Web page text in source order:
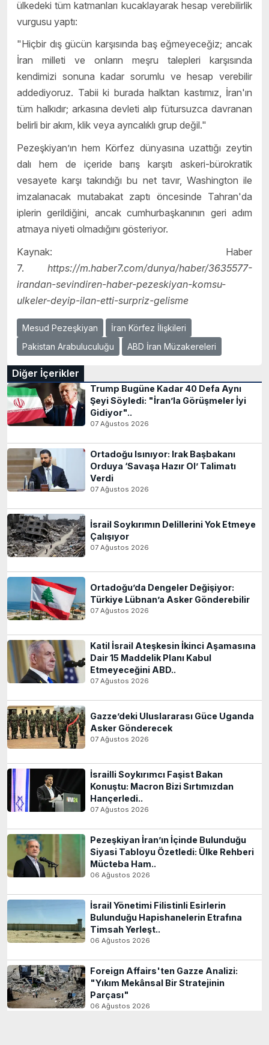
ülkedeki tüm katmanları kucaklayarak hesap verebilirlik
vurgusu yaptı:
"Hiçbir dış gücün karşısında baş eğmeyeceğiz; ancak
İran milleti ve onların meşru talepleri karşısında
kendimizi sonuna kadar sorumlu ve hesap verebilir
addediyoruz. Tabii ki burada halktan kastımız, İran'ın
tüm halkıdır; arkasına devleti alıp fütursuzca davranan
belirli bir akım, klik veya ayrıcalıklı grup değil."
Pezeşkiyan’ın hem Körfez dünyasına uzattığı zeytin
dalı hem de içeride barış karşıtı askeri-bürokratik
vesayete karşı takındığı bu net tavır, Washington ile
imzalanacak mutabakat zaptı öncesinde Tahran'da
iplerin gerildiğini, ancak cumhurbaşkanının geri adım
atmaya niyeti olmadığını gösteriyor.
Kaynak: Haber
7. https://m.haber7.com/dunya/haber/3635577-
irandan-sevindiren-haber-pezeskiyan-komsu-
ulkeler-deyip-ilan-etti-surpriz-gelisme
Mesud Pezeşkiyan
İran Körfez İlişkileri
Pakistan Arabuluculuğu
ABD İran Müzakereleri
Diğer İçerikler
Trump Bugüne Kadar 40 Defa Aynı
Şeyi Söyledi: "İran’la Görüşmeler İyi
Gidiyor"..
07 Ağustos 2026
Ortadoğu Isınıyor: Irak Başbakanı
Orduya ‘Savaşa Hazır Ol’ Talimatı
Verdi
07 Ağustos 2026
İsrail Soykırımın Delillerini Yok Etmeye
Çalışıyor
07 Ağustos 2026
Ortadoğu’da Dengeler Değişiyor:
Türkiye Lübnan’a Asker Gönderebilir
07 Ağustos 2026
Katil İsrail Ateşkesin İkinci Aşamasına
Dair 15 Maddelik Planı Kabul
Etmeyeceğini ABD..
07 Ağustos 2026
Gazze’deki Uluslararası Güce Uganda
Asker Gönderecek
07 Ağustos 2026
İsrailli Soykırımcı Faşist Bakan
Konuştu: Macron Bizi Sırtımızdan
Hançerledi..
07 Ağustos 2026
Pezeşkiyan İran’ın İçinde Bulunduğu
Siyasi Tabloyu Özetledi: Ülke Rehberi
Mücteba Ham..
06 Ağustos 2026
İsrail Yönetimi Filistinli Esirlerin
Bulunduğu Hapishanelerin Etrafına
Timsah Yerleşt..
06 Ağustos 2026
Foreign Affairs'ten Gazze Analizi:
"Yıkım Mekânsal Bir Stratejinin
Parçası"
06 Ağustos 2026